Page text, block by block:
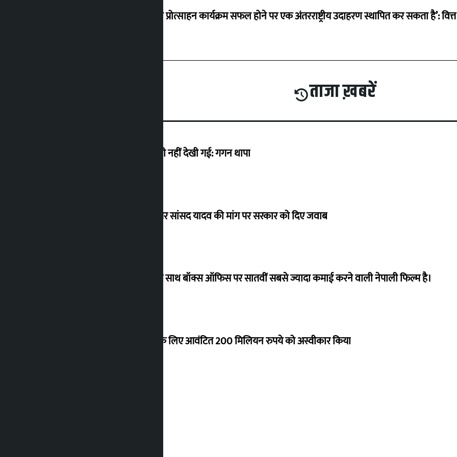
‘करदाता प्रोत्साहन कार्यक्रम सफल होने पर एक अंतरराष्ट्रीय उदाहरण स्थापित कर सकता है’: वित्त
ताजा ख़बरें
मैं ऐसी अराजकता देख रहा हूं जो देश में कभी नहीं देखी गई: गगन थापा
विधानसभा अध्यक्ष ने ढल्केबार ट्रॉमा सेंटर पर सांसद यादव की मांग पर सरकार को दिए जवाब
‘गौंथली’ 17.75 करोड़ रुपये के कलेक्शन के साथ बॉक्स ऑफिस पर सातवीं सबसे ज्यादा कमाई करने वाली नेपाली फिल्म है।
शेखर ने कोईराला आवास के नवीनीकरण के लिए आवंटित 200 मिलियन रुपये को अस्वीकार किया